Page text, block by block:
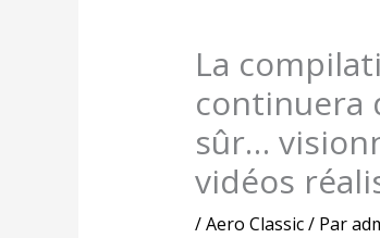
La
continuera
sûr…
vidéos
/Aero Classic/ Par